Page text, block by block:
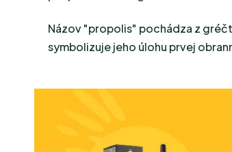
Názov "propolis" pochádza z
symbolizuje jeho úlohu prvej